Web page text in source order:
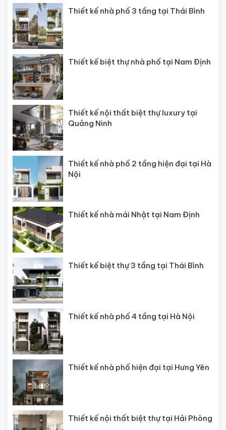
Thiết kế nhà phố 3 tầng tại Thái Bình
Thiết kế biệt thự nhà phố tại Nam Định
Thiết kế nội thất biệt thự luxury tại
Quảng Ninh
Thiết kế nhà phố 2 tầng hiện đại tại Hà
Nội
Thiết kế nhà mái Nhật tại Nam Định
Thiết kế biệt thự 3 tầng tại Thái Bình
Thiết kế nhà phố 4 tầng tại Hà Nội
Thiết kế nhà phố hiện đại tại Hưng Yên
Thiết kế nội thất biệt thự tại Hải Phòng